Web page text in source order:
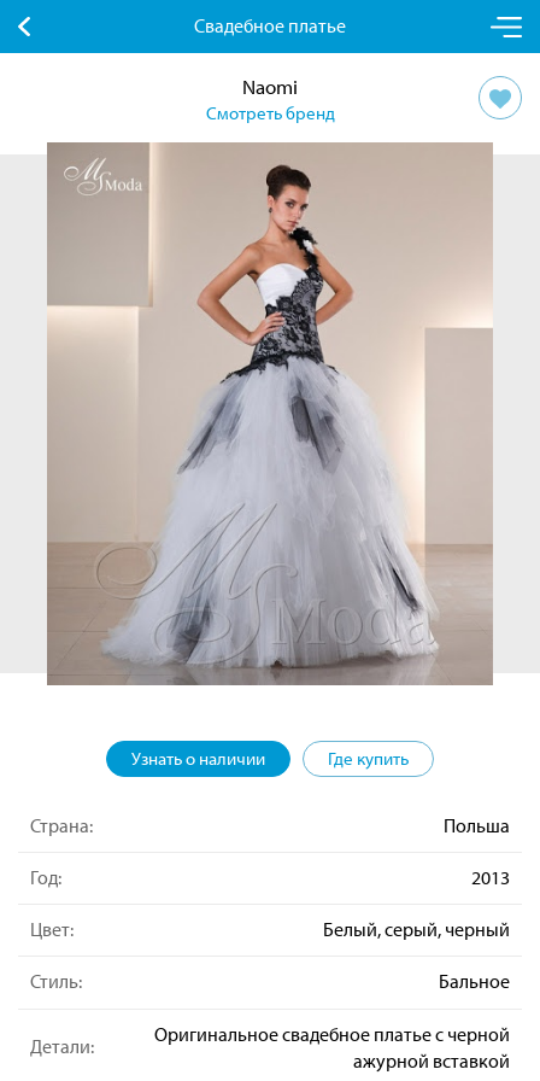
Свадебное платье
Naomi
Смотреть бренд
Узнать о наличии Где купить
Страна: Польша
Год: 2013
Цвет: Белый, серый, черный
Стиль: Бальное
Детали:
Оригинальное свадебное платье с черной
ажурной вставкой